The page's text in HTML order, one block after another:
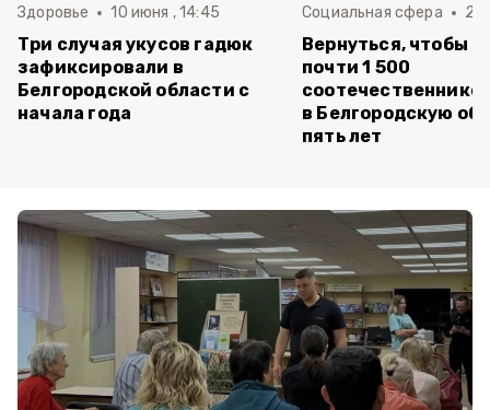
Здоровье 10 июня , 14:45
Три случая укусов гадюк
зафиксировали в
Белгородской области с
начала года
Социальная сфера 20
Вернуться, чтобы
почти 1 500
в Белгородскую
пять лет